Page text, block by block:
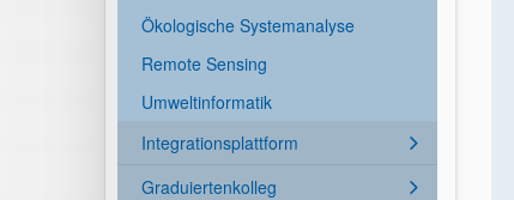
Ökologische Systemanalyse
Remote Sensing
Umweltinformatik
Integrationsplattform
Graduiertenkolleg